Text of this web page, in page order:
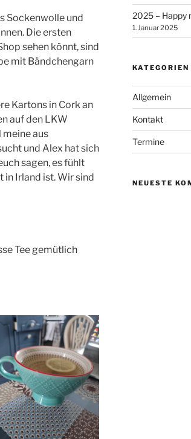
Sockenwolle und
Die ersten
sehen könnt, sind
mit Bändchengarn
Kartons in Cork an
auf den LKW
meine aus
und Alex hat sich
sagen, es fühlt
in Irland ist. Wir sind
Tee gemütlich
2025 – Happy
1. Januar 2025
KATEGORIEN
Allgemein
Kontakt
Termine
NEUESTE